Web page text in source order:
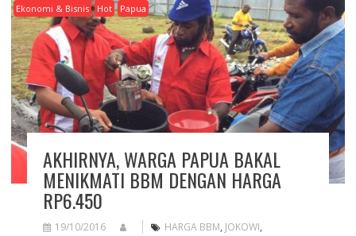
Ekonomi & Bisnis Hot Papua
AKHIRNYA, WARGA PAPUA BAKAL
MENIKMATI BBM DENGAN HARGA
RP6.450
19/10/2016 HARGA BBM, JOKOWI,